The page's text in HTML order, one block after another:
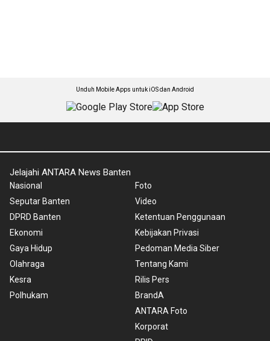
Unduh Mobile Apps untuk iOS dan Android
Jelajahi ANTARA News Banten
Nasional
Seputar Banten
DPRD Banten
Ekonomi
Gaya Hidup
Olahraga
Kesra
Polhukam
Foto
Video
Ketentuan Penggunaan
Kebijakan Privasi
Pedoman Media Siber
Tentang Kami
Rilis Pers
BrandA
ANTARA Foto
Korporat